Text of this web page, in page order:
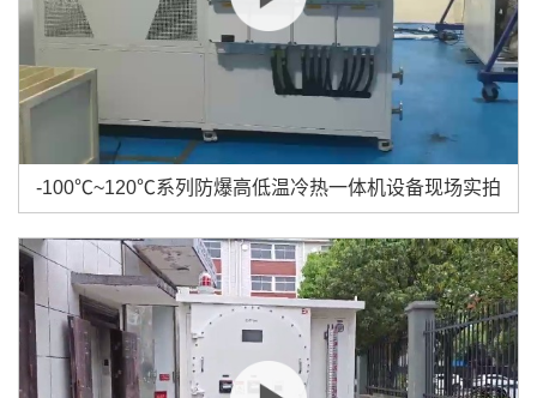
-100℃~120℃系列防爆高低温冷热一体机设备现场实拍